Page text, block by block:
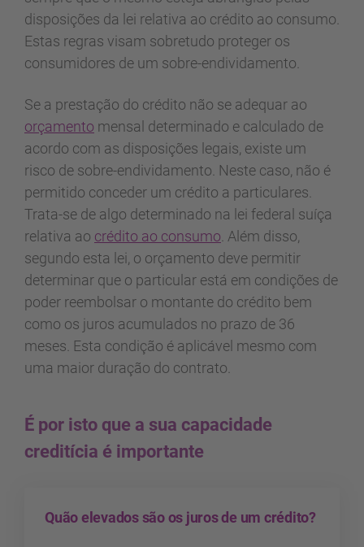
disposições da lei relativa ao crédito ao consumo.
Estas regras visam sobretudo proteger os
consumidores de um sobre-endividamento.
Se a prestação do crédito não se adequar ao
orçamento mensal determinado e calculado de
acordo com as disposições legais, existe um
risco de sobre-endividamento. Neste caso, não é
permitido conceder um crédito a particulares.
Trata-se de algo determinado na lei federal suíça
relativa ao crédito ao consumo . Além disso,
segundo esta lei, o orçamento deve permitir
determinar que o particular está em condições de
poder reembolsar o montante do crédito bem
como os juros acumulados no prazo de 36
meses. Esta condição é aplicável mesmo com
uma maior duração do contrato.
É por isto que a sua capacidade
creditícia é importante
Quão elevados são os juros de um crédito?